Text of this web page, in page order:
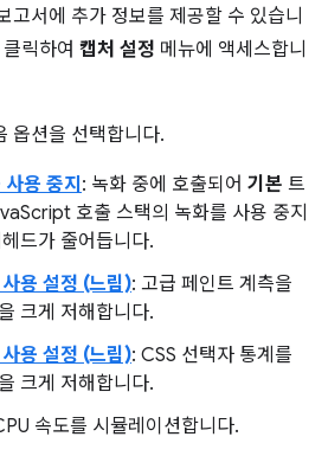
고서에 추가 정보를 제공할 수 있습니
릭하여 캡처 설정 메뉴에 액세스합니
옵션을 선택합니다.
용 중지 : 녹화 중에 호출되어 기본 트
호출 스택의 녹화를 사용 중지
드가 줄어듭니다.
용 설정 (느림): 고급 페인트 계측을
크게 저해합니다.
용 설정 (느림): CSS 선택자 통계를
크게 저해합니다.
속도를 시뮬레이션합니다.